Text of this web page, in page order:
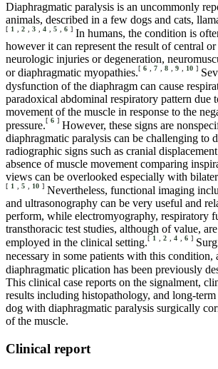
Diaphragmatic paralysis is an uncommonly
animals, described in a few dogs and cats,
[ 1 2 3 4 5 6 ] In humans, the condition is
however it can represent the result of central
neurologic injuries or degeneration,
or diaphragmatic myopathies.[ 6 7 8 9 10 ]
dysfunction of the diaphragm can cause
paradoxical abdominal respiratory pattern due
movement of the muscle in response to the
pressure.[ 6 ] However, these signs are
diaphragmatic paralysis can be challenging to
radiographic signs such as cranial
absence of muscle movement comparing
views can be overlooked especially with
[ 1 5 10 ] Nevertheless, functional imaging
and ultrasonography can be very useful and
perform, while electromyography, respiratory
transthoracic test studies, although of value,
employed in the clinical setting.[ 1 2 4 6 ]
necessary in some patients with this condition,
diaphragmatic plication has been previously
This clinical case reports on the signalment,
results including histopathology, and long-
dog with diaphragmatic paralysis surgically
of the muscle.
Clinical report